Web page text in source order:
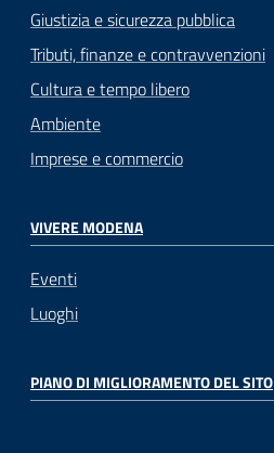
Giustizia e sicurezza pubblica
Tributi, finanze e contravvenzioni
Cultura e tempo libero
Ambiente
Imprese e commercio
VIVERE MODENA
Eventi
Luoghi
PIANO DI MIGLIORAMENTO DEL SITO